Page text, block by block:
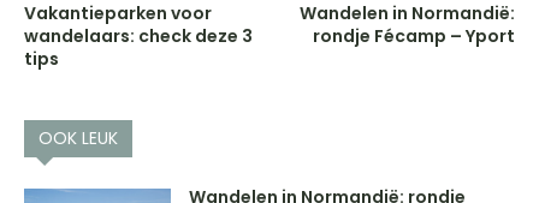
Vakantieparken voor
wandelaars: check deze 3
tips
Wandelen in Normandië:
rondje Fécamp – Yport
OOK LEUK
Wandelen in Normandië: rondje